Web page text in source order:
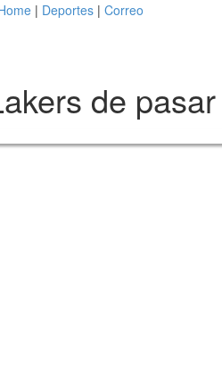
| Deportes | Correo
de